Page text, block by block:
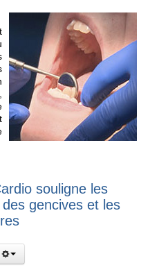
souligne les
gencives et les